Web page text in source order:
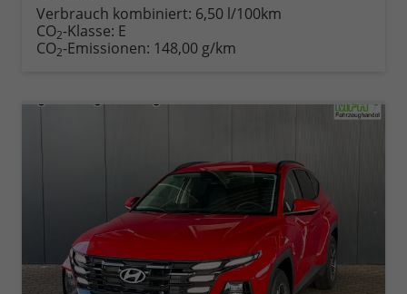
Verbrauch kombiniert: 6,50 l/100km
CO2-Klasse: E
CO2-Emissionen: 148,00 g/km